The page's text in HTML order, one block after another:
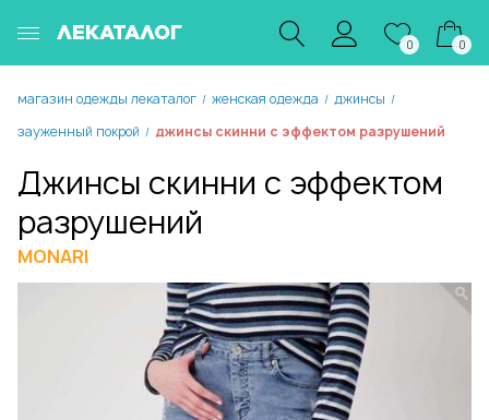
ЛЕКАТАЛОГ
0 0
магазин одежды лекаталог / женская одежда / джинсы /
зауженный покрой / джинсы скинни с эффектом разрушений
Джинсы скинни с эффектом
разрушений
MONARI